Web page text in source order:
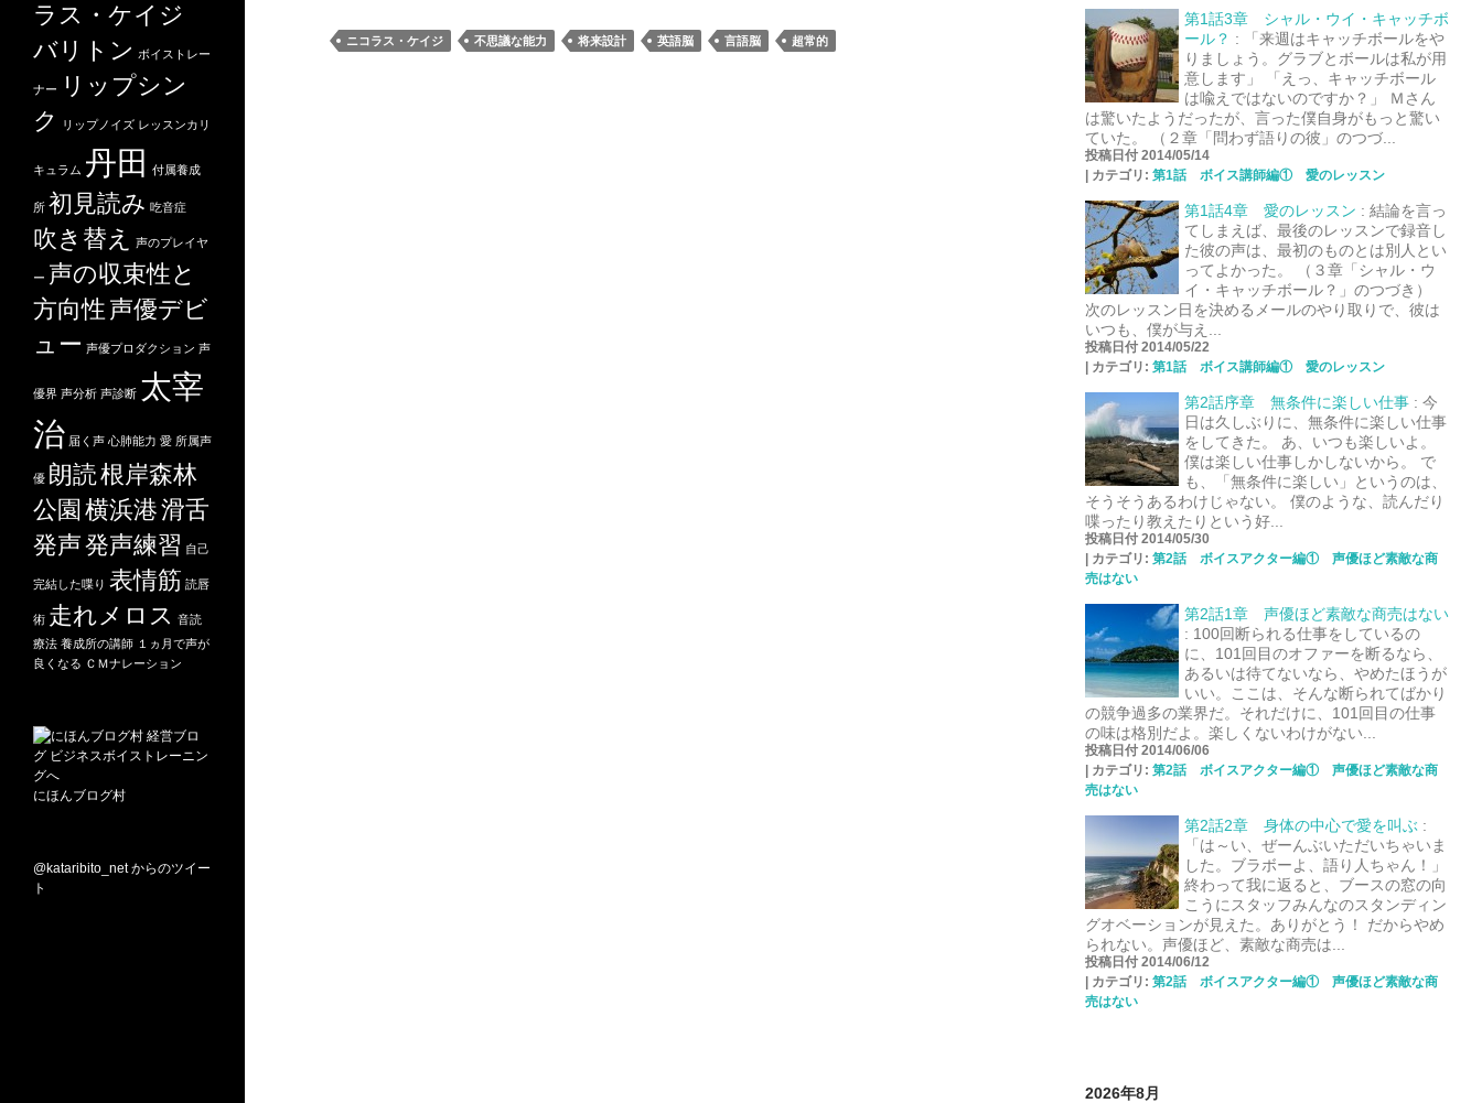
ニコラス・ケイジ 不思議な能力 将来設計 英語脳 言語脳 超常的
第1話3章 シャル・ウイ・キャッチボ
ール？ :
「来週はキャッチボールをや
りましょう。グラブとボールは私が用
意します」 「えっ、キャッチボール
は喩えではないのですか？」 Ｍさん
は驚いたようだったが、言った僕自身がもっと驚い
ていた。 （２章「問わず語りの彼」のつづ...
投稿日付 2014/05/14
カテゴリ: 第1話 ボイス講師編① 愛のレッスン
第1話4章 愛のレッスン : 結論を言っ
てしまえば、最後のレッスンで録音し
た彼の声は、最初のものとは別人とい
ってよかった。 （３章「シャル・ウ
イ・キャッチボール？」のつづき）
次のレッスン日を決めるメールのやり取りで、彼は
いつも、僕が与え...
投稿日付 2014/05/22
カテゴリ: 第1話 ボイス講師編① 愛のレッスン
第2話序章 無条件に楽しい仕事: 今
日は久しぶりに、無条件に楽しい仕事
をしてきた。 あ、いつも楽しいよ。
僕は楽しい仕事しかしないから。 で
も、「無条件に楽しい」というのは、
そうそうあるわけじゃない。 僕のような、読んだり
喋ったり教えたりという好...
投稿日付 2014/05/30
カテゴリ: 第2話 ボイスアクター編① 声優ほど素敵な商
売はない
第2話1章 声優ほど素敵な商売はない
: 100回断られる仕事をしているの
に、101回目のオファーを断るなら、
あるいは待てないなら、やめたほうが
いい。ここは、そんな断られてばかり
の競争過多の業界だ。それだけに、101回目の仕事
の味は格別だよ。楽しくないわけがない...
投稿日付 2014/06/06
カテゴリ: 第2話 ボイスアクター編① 声優ほど素敵な商
売はない
第2話2章 身体の中心で愛を叫ぶ :
「は～い、ぜーんぶいただいちゃいま
した。ブラボーよ、語り人ちゃん！」
終わって我に返ると、ブースの窓の向
こうにスタッフみんなのスタンディン
グオベーションが見えた。ありがとう！ だからやめ
られない。声優ほど、素敵な商売は...
投稿日付 2014/06/12
カテゴリ: 第2話 ボイスアクター編① 声優ほど素敵な商
売はない
2026年8月
ラス・ケイジ
バリトン ボイストレー
ナー
リップシン
ク
リップノイズ レッスンカリ
キュラム 丹田 付属養成
所 初見読み 吃音症
吹き替え 声のプレイヤ
ー 声の収束性と
方向性 声優デビ
ュー 声優プロダクション 声
優界 声分析 声診断 太宰
治 届く声 心肺能力 愛 所属声
優 朗読根岸森林
公園 横浜港滑舌
発声発声練習 自己
完結した喋り 表情筋 読唇
術 走れメロス 音読
療法 養成所の講師 １ヵ月で声が
良くなる ＣＭナレーション
にほんブログ村
@kataribito_net からのツイー
ト